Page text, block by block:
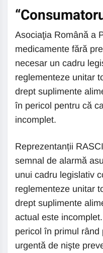
Asociaţia Română a
medicamente fără
necesar un cadru
reglementeze unitar
drept suplimente
în pericol pentru că
incomplet.
Reprezentanții
semnal de alarmă
unui cadru legislativ
reglementeze unitar
drept suplimente
actual este
pericol în primul rând
urgentă de nişte